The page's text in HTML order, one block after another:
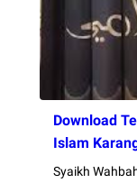
Download
Islam
Syaikh